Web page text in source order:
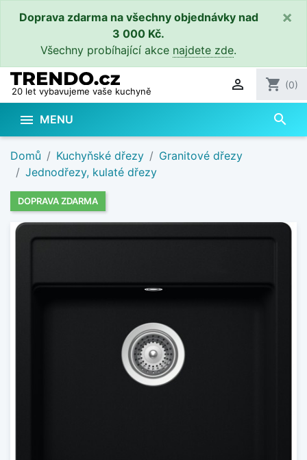
Doprava zdarma na všechny objednávky nad
3 000 Kč.
Všechny probíhající akce najdete zde.
×
20 let vybavujeme vaše kuchyně  shopping_cart (0)
 MENU search
Domů Kuchyňské dřezy
Granitové dřezy
Jednodřezy, kulaté dřezy
DOPRAVA ZDARMA